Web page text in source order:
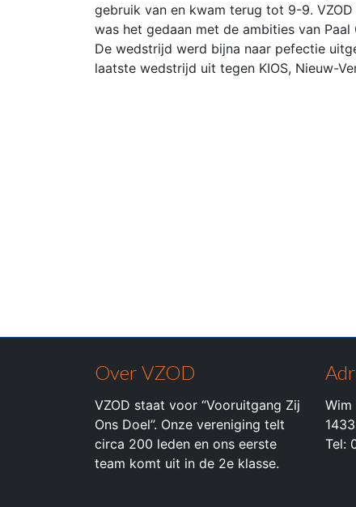
gebruik van en kwam terug tot 9-9.
was het gedaan met de ambities van
De wedstrijd werd bijna naar pefectie
laatste wedstrijd uit tegen KIOS, Nieuw-
Over VZOD
VZOD staat voor “Vooruitgang Zij
Ons Doel”. Onze vereniging telt
circa 200 leden en ons eerste
team komt uit in de 2e klasse.
Wim
Tel: